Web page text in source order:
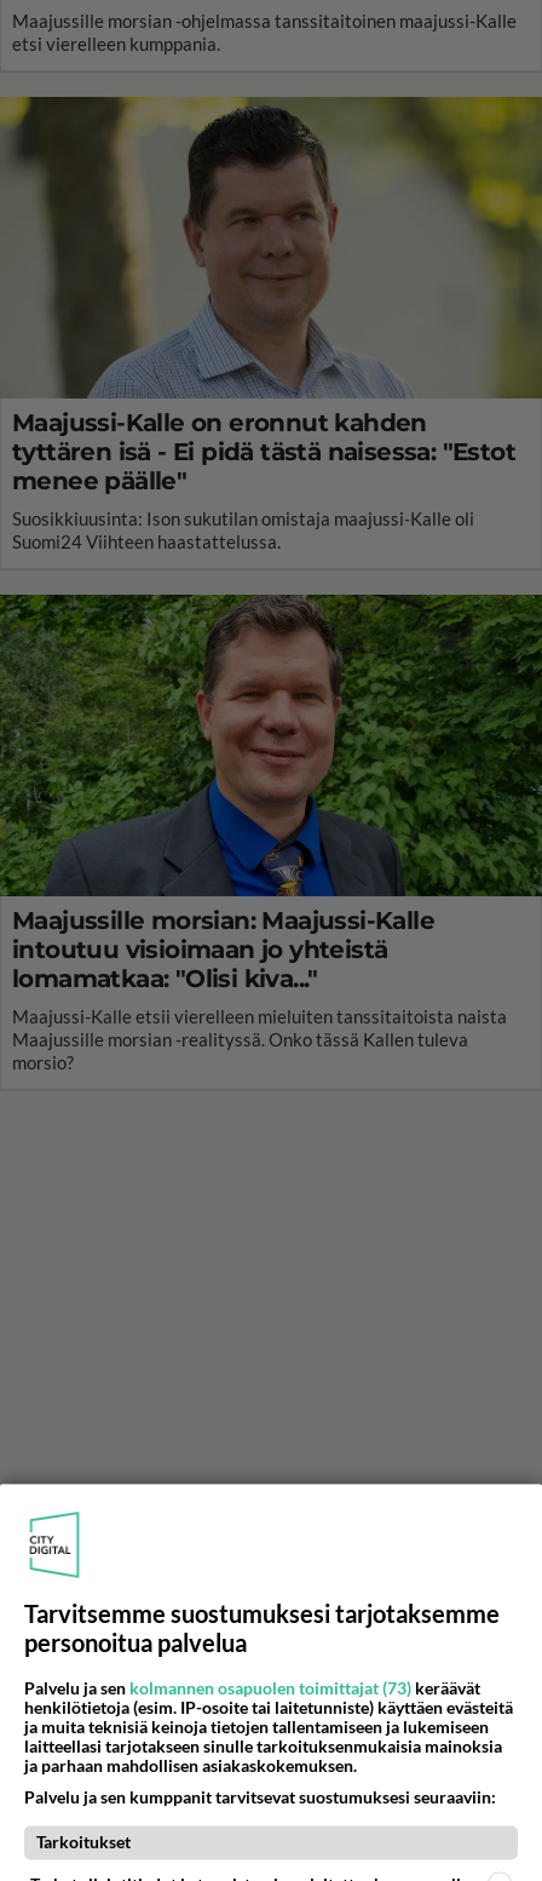
Maajussille morsian -ohjelmassa tanssitaitoinen maajussi-Kalle
etsi vierelleen kumppania.
Maajussi-Kalle on eronnut kahden
tyttären isä - Ei pidä tästä naisessa: "Estot
menee päälle"
Suosikkiuusinta: Ison sukutilan omistaja maajussi-Kalle oli
Suomi24 Viihteen haastattelussa.
Maajussille morsian: Maajussi-Kalle
intoutuu visioimaan jo yhteistä
lomamatkaa: "Olisi kiva..."
Maajussi-Kalle etsii vierelleen mieluiten tanssitaitoista naista
Maajussille morsian -realityssä. Onko tässä Kallen tuleva
morsio?
Maajussi-Kalle panee morsmaikut
huhkimaan - Ällistynyt huokaus ilmoille:
Tarvitsemme suostumuksesi tarjotaksemme
personoitua palvelua
Palvelu ja sen kolmannen osapuolen toimittajat (73) keräävät
henkilötietoja (esim. IP-osoite tai laitetunniste) käyttäen evästeitä
ja muita teknisiä keinoja tietojen tallentamiseen ja lukemiseen
laitteellasi tarjotakseen sinulle tarkoituksenmukaisia mainoksia
ja parhaan mahdollisen asiakaskokemuksen.
Palvelu ja sen kumppanit tarvitsevat suostumuksesi seuraaviin:
Tarkoitukset